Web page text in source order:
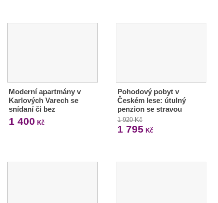
Moderní apartmány v
Karlových Varech se
snídaní či bez
1 400 Kč
Pohodový pobyt v
Českém lese: útulný
penzion se stravou
1 920 Kč
1 795 Kč